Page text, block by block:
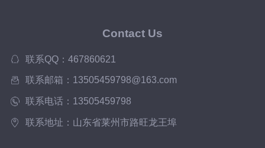
Contact Us
联系QQ：467860621
联系邮箱：13505459798@163.com
联系电话：13505459798
联系地址：山东省莱州市路旺龙王埠